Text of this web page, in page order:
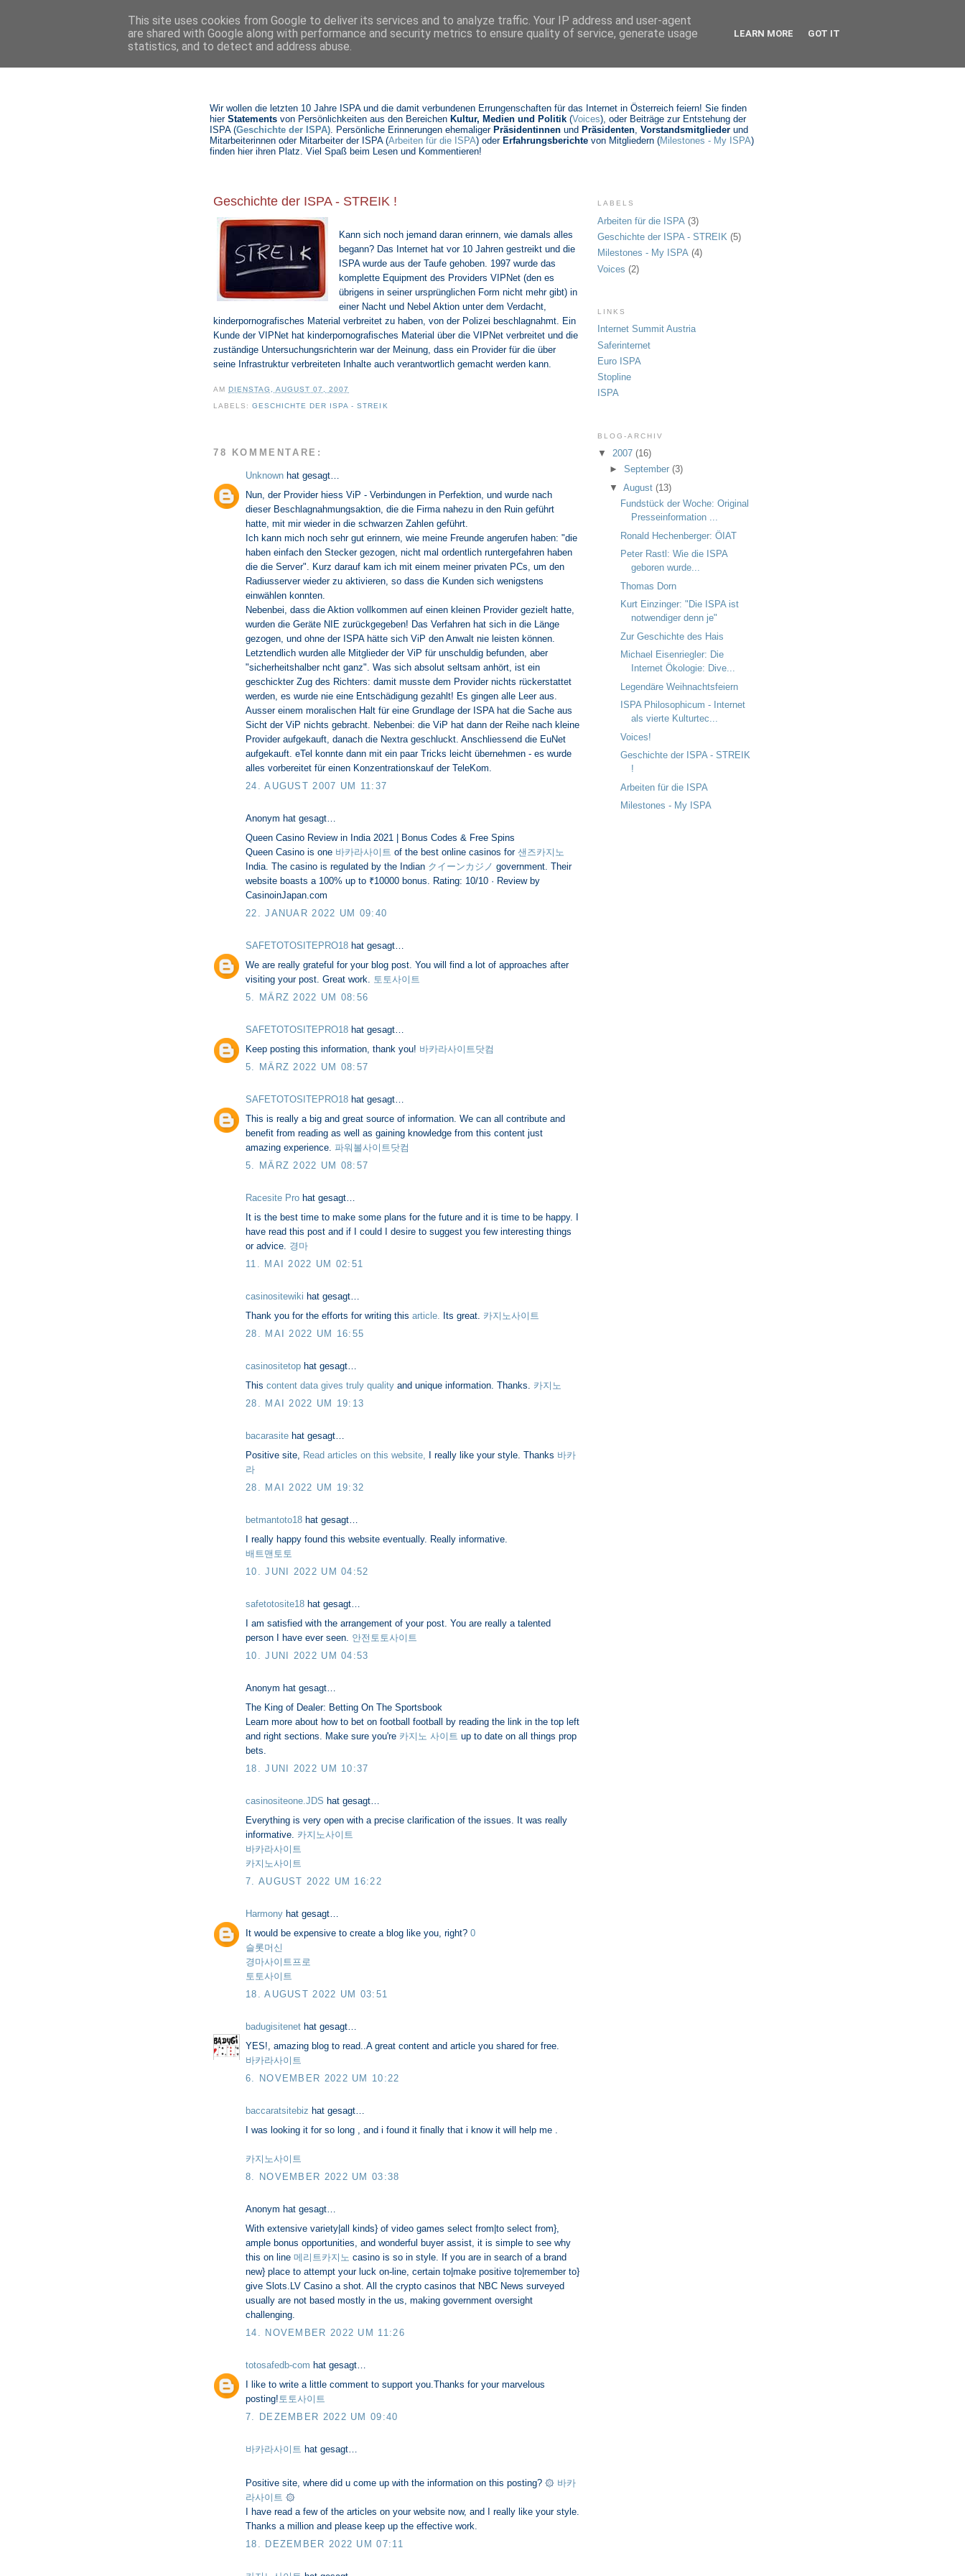
Wir wollen die letzten 10 Jahre ISPA und die damit verbundenen Errungenschaften für das Internet in Österreich feiern! Sie finden
hier Statements von Persönlichkeiten aus den Bereichen Kultur, Medien und Politik (Voices), oder Beiträge zur Entstehung der
ISPA (Geschichte der ISPA). Persönliche Erinnerungen ehemaliger Präsidentinnen und Präsidenten, Vorstandsmitglieder und
Mitarbeiterinnen oder Mitarbeiter der ISPA (Arbeiten für die ISPA) oder Erfahrungsberichte von Mitgliedern (Milestones - My ISPA)
finden hier ihren Platz. Viel Spaß beim Lesen und Kommentieren!
Geschichte der ISPA - STREIK !
Kann sich noch jemand daran erinnern, wie damals alles
begann? Das Internet hat vor 10 Jahren gestreikt und die
ISPA wurde aus der Taufe gehoben. 1997 wurde das
komplette Equipment des Providers VIPNet (den es
übrigens in seiner ursprünglichen Form nicht mehr gibt) in
einer Nacht und Nebel Aktion unter dem Verdacht,
kinderpornografisches Material verbreitet zu haben, von der Polizei beschlagnahmt. Ein
Kunde der VIPNet hat kinderpornografisches Material über die VIPNet verbreitet und die
zuständige Untersuchungsrichterin war der Meinung, dass ein Provider für die über
seine Infrastruktur verbreiteten Inhalte auch verantwortlich gemacht werden kann.
AMDIENSTAG, AUGUST 07, 2007
LABELS:GESCHICHTE DER ISPA - STREIK
78 KOMMENTARE:
Unknown hat gesagt…
Nun, der Provider hiess ViP - Verbindungen in Perfektion, und wurde nach
dieser Beschlagnahmungsaktion, die die Firma nahezu in den Ruin geführt
hatte, mit mir wieder in die schwarzen Zahlen geführt.
Ich kann mich noch sehr gut erinnern, wie meine Freunde angerufen haben: "die
haben einfach den Stecker gezogen, nicht mal ordentlich runtergefahren haben
die die Server". Kurz darauf kam ich mit einem meiner privaten PCs, um den
Radiusserver wieder zu aktivieren, so dass die Kunden sich wenigstens
einwählen konnten.
Nebenbei, dass die Aktion vollkommen auf einen kleinen Provider gezielt hatte,
wurden die Geräte NIE zurückgegeben! Das Verfahren hat sich in die Länge
gezogen, und ohne der ISPA hätte sich ViP den Anwalt nie leisten können.
Letztendlich wurden alle Mitglieder der ViP für unschuldig befunden, aber
"sicherheitshalber ncht ganz". Was sich absolut seltsam anhört, ist ein
geschickter Zug des Richters: damit musste dem Provider nichts rückerstattet
werden, es wurde nie eine Entschädigung gezahlt! Es gingen alle Leer aus.
Ausser einem moralischen Halt für eine Grundlage der ISPA hat die Sache aus
Sicht der ViP nichts gebracht. Nebenbei: die ViP hat dann der Reihe nach kleine
Provider aufgekauft, danach die Nextra geschluckt. Anschliessend die EuNet
aufgekauft. eTel konnte dann mit ein paar Tricks leicht übernehmen - es wurde
alles vorbereitet für einen Konzentrationskauf der TeleKom.
24. AUGUST 2007 UM 11:37
Anonym hat gesagt…
Queen Casino Review in India 2021 | Bonus Codes & Free Spins
Queen Casino is one 바카라사이트 of the best online casinos for 샌즈카지노
India. The casino is regulated by the Indian クイーンカジノ government. Their
website boasts a 100% up to ₹10000 bonus. Rating: 10/10 · ‎Review by
CasinoinJapan.com
22. JANUAR 2022 UM 09:40
SAFETOTOSITEPRO18 hat gesagt…
We are really grateful for your blog post. You will find a lot of approaches after
visiting your post. Great work.
토토사이트
5. MÄRZ 2022 UM 08:56
SAFETOTOSITEPRO18 hat gesagt…
Keep posting this information, thank you! 바카라사이트닷컴
5. MÄRZ 2022 UM 08:57
SAFETOTOSITEPRO18 hat gesagt…
This is really a big and great source of information. We can all contribute and
benefit from reading as well as gaining knowledge from this content just
amazing experience. 파워볼사이트닷컴
5. MÄRZ 2022 UM 08:57
Racesite Pro hat gesagt…
It is the best time to make some plans for the future and it is time to be happy. I
have read this post and if I could I desire to suggest you few interesting things
or advice. 경마
11. MAI 2022 UM 02:51
casinositewiki hat gesagt…
Thank you for the efforts for writing this article. Its great. 카지노사이트
28. MAI 2022 UM 16:55
casinositetop hat gesagt…
This content data gives truly quality and unique information. Thanks. 카지노
28. MAI 2022 UM 19:13
bacarasite hat gesagt…
Positive site, Read articles on this website, I really like your style. Thanks 바카
라
28. MAI 2022 UM 19:32
betmantoto18 hat gesagt…
I really happy found this website eventually. Really informative.
배트맨토토
10. JUNI 2022 UM 04:52
safetotosite18 hat gesagt…
I am satisfied with the arrangement of your post. You are really a talented
person I have ever seen. 안전토토사이트
10. JUNI 2022 UM 04:53
Anonym hat gesagt…
The King of Dealer: Betting On The Sportsbook
Learn more about how to bet on football football by reading the link in the top left
and right sections. Make sure you're 카지노 사이트 up to date on all things prop
bets.
18. JUNI 2022 UM 10:37
casinositeone.JDS hat gesagt…
Everything is very open with a precise clarification of the issues. It was really
informative. 카지노사이트
바카라사이트
카지노사이트
7. AUGUST 2022 UM 16:22
Harmony hat gesagt…
It would be expensive to create a blog like you, right? 0
슬롯머신
경마사이트프로
토토사이트
18. AUGUST 2022 UM 03:51
badugisitenet hat gesagt…
YES!, amazing blog to read..A great content and article you shared for free.
바카라사이트
6. NOVEMBER 2022 UM 10:22
baccaratsitebiz hat gesagt…
I was looking it for so long , and i found it finally that i know it will help me .
카지노사이트
8. NOVEMBER 2022 UM 03:38
Anonym hat gesagt…
With extensive variety|all kinds} of video games select from|to select from},
ample bonus opportunities, and wonderful buyer assist, it is simple to see why
this on line 메리트카지노 casino is so in style. If you are in search of a brand
new} place to attempt your luck on-line, certain to|make positive to|remember to}
give Slots.LV Casino a shot. All the crypto casinos that NBC News surveyed
usually are not based mostly in the us, making government oversight
challenging.
14. NOVEMBER 2022 UM 11:26
totosafedb-com hat gesagt…
I like to write a little comment to support you.Thanks for your marvelous
posting! 토토사이트
7. DEZEMBER 2022 UM 09:40
바카라사이트 hat gesagt…
Positive site, where did u come up with the information on this posting? ۞ 바카
라사이트 ۞
I have read a few of the articles on your website now, and I really like your style.
Thanks a million and please keep up the effective work.
18. DEZEMBER 2022 UM 07:11
LABELS
Arbeiten für die ISPA (3)
Geschichte der ISPA - STREIK (5)
Milestones - My ISPA (4)
Voices (2)
LINKS
Internet Summit Austria
Saferinternet
Euro ISPA
Stopline
ISPA
BLOG-ARCHIV
▼ 2007 (16)
► September (3)
▼ August (13)
Fundstück der Woche: Original
Presseinformation ...
Ronald Hechenberger: ÖIAT
Peter Rastl: Wie die ISPA
geboren wurde...
Thomas Dorn
Kurt Einzinger: "Die ISPA ist
notwendiger denn je"
Zur Geschichte des Hais
Michael Eisenriegler: Die
Internet Ökologie: Dive...
Legendäre Weihnachtsfeiern
ISPA Philosophicum - Internet
als vierte Kulturtec...
Voices!
Geschichte der ISPA - STREIK
!
Arbeiten für die ISPA
Milestones - My ISPA
This site uses cookies from Google to deliver its services and to analyze traffic. Your IP address and user-agent
are shared with Google along with performance and security metrics to ensure quality of service, generate usage
statistics, and to detect and address abuse.
LEARN MORE GOT IT